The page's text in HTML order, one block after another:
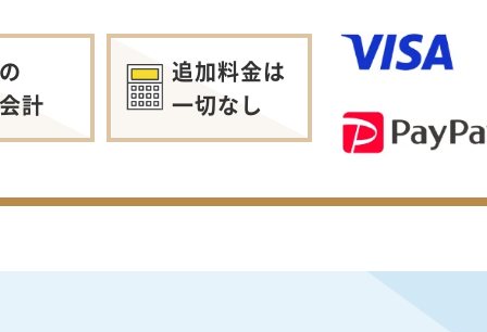
計
追加料金は
一切なし